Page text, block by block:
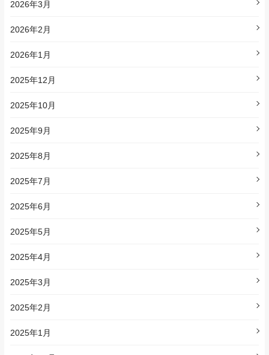
2026年3月
2026年2月
2026年1月
2025年12月
2025年10月
2025年9月
2025年8月
2025年7月
2025年6月
2025年5月
2025年4月
2025年3月
2025年2月
2025年1月